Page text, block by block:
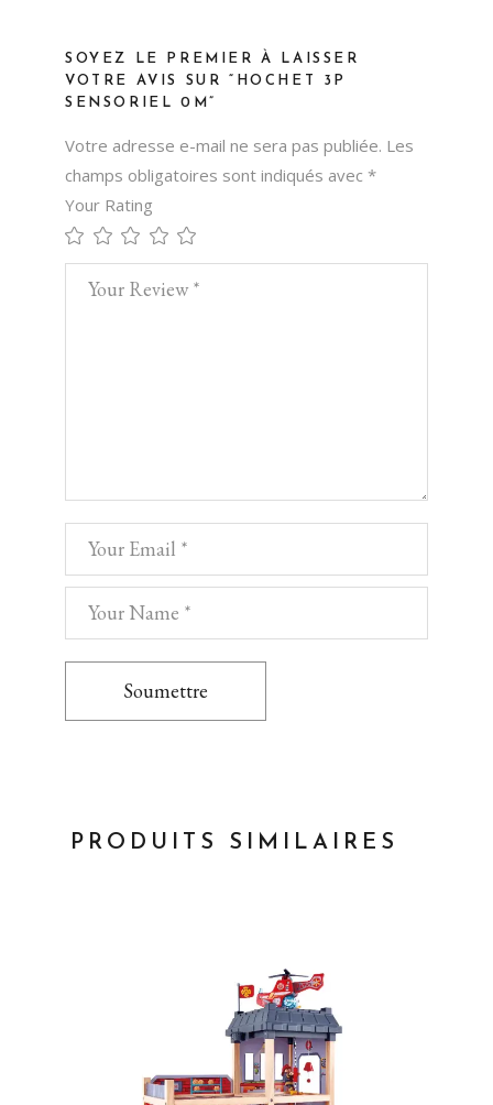
SOYEZ LE PREMIER À LAISSER
VOTRE AVIS SUR “HOCHET 3P
SENSORIEL 0M”
Votre adresse e-mail ne sera pas publiée. Les
champs obligatoires sont indiqués avec *
Your Rating
Soumettre
PRODUITS SIMILAIRES